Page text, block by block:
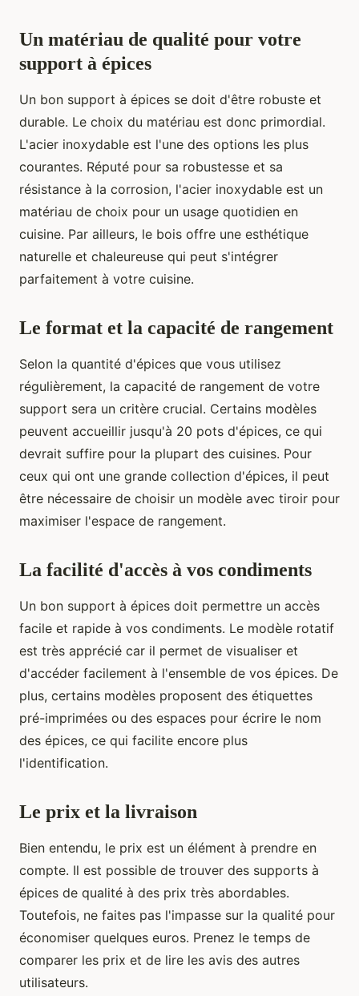
Un matériau de qualité pour votre
support à épices
Un bon support à épices se doit d'être robuste et
durable. Le choix du matériau est donc primordial.
L'acier inoxydable est l'une des options les plus
courantes. Réputé pour sa robustesse et sa
résistance à la corrosion, l'acier inoxydable est un
matériau de choix pour un usage quotidien en
cuisine. Par ailleurs, le bois offre une esthétique
naturelle et chaleureuse qui peut s'intégrer
parfaitement à votre cuisine.
Le format et la capacité de rangement
Selon la quantité d'épices que vous utilisez
régulièrement, la capacité de rangement de votre
support sera un critère crucial. Certains modèles
peuvent accueillir jusqu'à 20 pots d'épices, ce qui
devrait suffire pour la plupart des cuisines. Pour
ceux qui ont une grande collection d'épices, il peut
être nécessaire de choisir un modèle avec tiroir pour
maximiser l'espace de rangement.
La facilité d'accès à vos condiments
Un bon support à épices doit permettre un accès
facile et rapide à vos condiments. Le modèle rotatif
est très apprécié car il permet de visualiser et
d'accéder facilement à l'ensemble de vos épices. De
plus, certains modèles proposent des étiquettes
pré-imprimées ou des espaces pour écrire le nom
des épices, ce qui facilite encore plus
l'identification.
Le prix et la livraison
Bien entendu, le prix est un élément à prendre en
compte. Il est possible de trouver des supports à
épices de qualité à des prix très abordables.
Toutefois, ne faites pas l'impasse sur la qualité pour
économiser quelques euros. Prenez le temps de
comparer les prix et de lire les avis des autres
utilisateurs.